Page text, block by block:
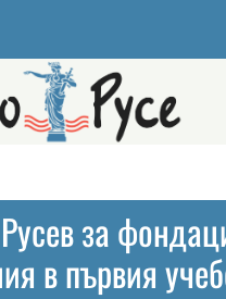
за
в първия